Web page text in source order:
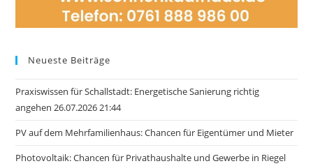
Neueste Beiträge
Praxiswissen für Schallstadt: Energetische Sanierung richtig
angehen 26.07.2026 21:44
PV auf dem Mehrfamilienhaus: Chancen für Eigentümer und Mieter
Photovoltaik: Chancen für Privathaushalte und Gewerbe in Riegel